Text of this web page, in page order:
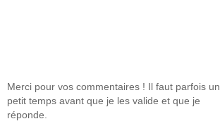
Merci pour vos commentaires ! Il faut parfois un
petit temps avant que je les valide et que je
réponde.